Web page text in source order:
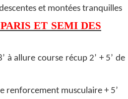
et montées tranquilles
ET SEMI DES
à allure course récup 2’ + 5’ de
renforcement musculaire + 5’